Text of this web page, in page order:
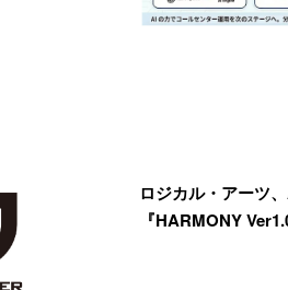
ロジカル・アーツ
『HARMONY